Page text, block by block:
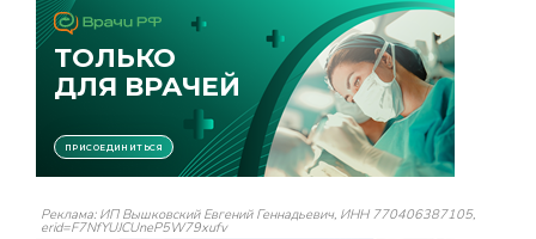
Реклама: ИП Вышковский Евгений Геннадьевич, ИНН 770406387105,
erid=F7NfYUJCUneP5W79xufv